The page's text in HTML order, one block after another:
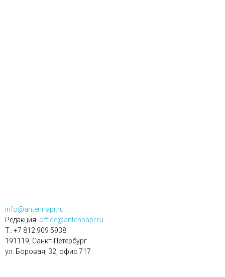
info@antennapr.ru
Редакция: office@antennapr.ru
T.: +7 812 909 5938
191119, Санкт-Петербург
ул. Боровая, 32, офис 717